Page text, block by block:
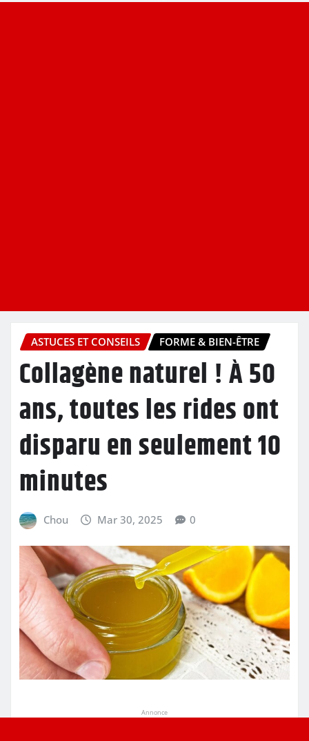
ASTUCES ET CONSEILS FORME & BIEN-ÊTRE
Collagène naturel ! À 50
ans, toutes les rides ont
disparu en seulement 10
minutes
Chou Mar 30, 2025 0
Annonce